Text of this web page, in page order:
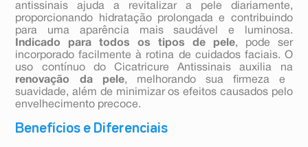
antissinais ajuda a revitalizar a pele diariamente,
proporcionando hidratação prolongada e contribuindo
para uma aparência mais saudável e luminosa.
Indicado para todos os tipos de pele, pode ser
incorporado facilmente à rotina de cuidados faciais. O
uso contínuo do Cicatricure Antissinais auxilia na
renovação da pele, melhorando sua firmeza e
suavidade, além de minimizar os efeitos causados pelo
envelhecimento precoce.
Benefícios e Diferenciais